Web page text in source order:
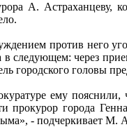
А. Астраханцеву,
против него
через
головы
ему
прокурор города
- подчеркивает М.